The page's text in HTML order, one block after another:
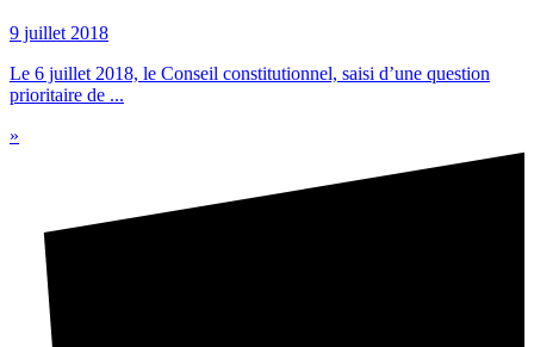
9 juillet 2018
Le 6 juillet 2018, le Conseil constitutionnel, saisi d’une question
prioritaire de ...
»